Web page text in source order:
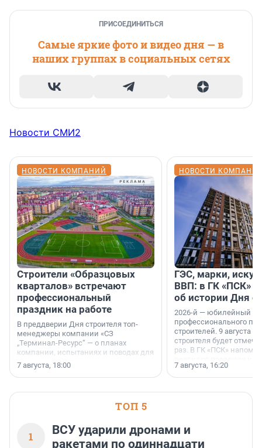
ПРИСОЕДИНИТЬСЯ
Самые яркие фото и видео дня — в
наших группах в социальных сетях
Новости СМИ2
НОВОСТИ КОМПАНИЙ
Строители «Образцовых
кварталов» встречают
профессиональный
праздник на работе
В преддверии Дня строителя топ-
менеджеры компании «СЗ
„Терминал-Ресурс“ — о планах
компании, испытаниях и поводах для
осторожного оптимизма.
7 августа, 18:00
НОВОСТИ
ГЭС, марки,
ВВП: в ГК «ПСК»
об истории Дня
2026-й — юбилейный
профессионального
строителей. 9 августа
строителя будет
раз. В ГК «ПСК»
поменялась роль
7 августа, 16:20
ТОП 5
1
ВСУ ударили дронами и
ракетами по одиннадцати